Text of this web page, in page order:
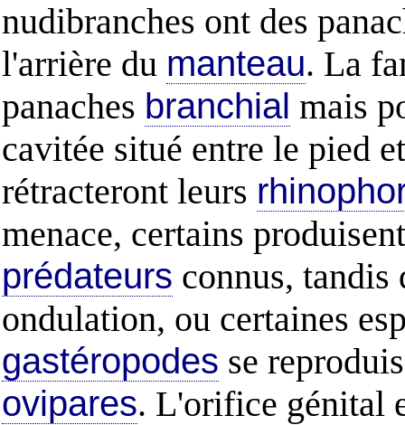
nudibranches ont des
l'arrière du manteau. La
panaches branchial mais
cavitée situé entre le pied
rétracteront leurs
menace, certains
prédateurs connus, tandis
ondulation, ou certaines
gastéropodes se
ovipares. L'orifice génital